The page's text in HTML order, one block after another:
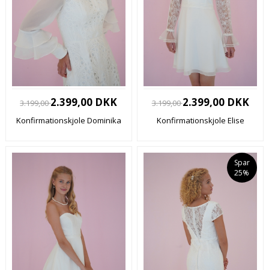
3.199,002.399,00 DKK
Konfirmationskjole Dominika
3.199,002.399,00 DKK
Konfirmationskjole Elise
Spar
25%